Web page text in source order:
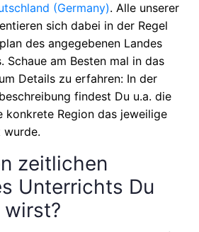
(Germany). Alle unserer
sich dabei in der Regel
des angegebenen Landes
Schaue am Besten mal in das
Details zu erfahren: In der
findest Du u.a. die
konkrete Region das jeweilige
zeitlichen
Unterrichts Du